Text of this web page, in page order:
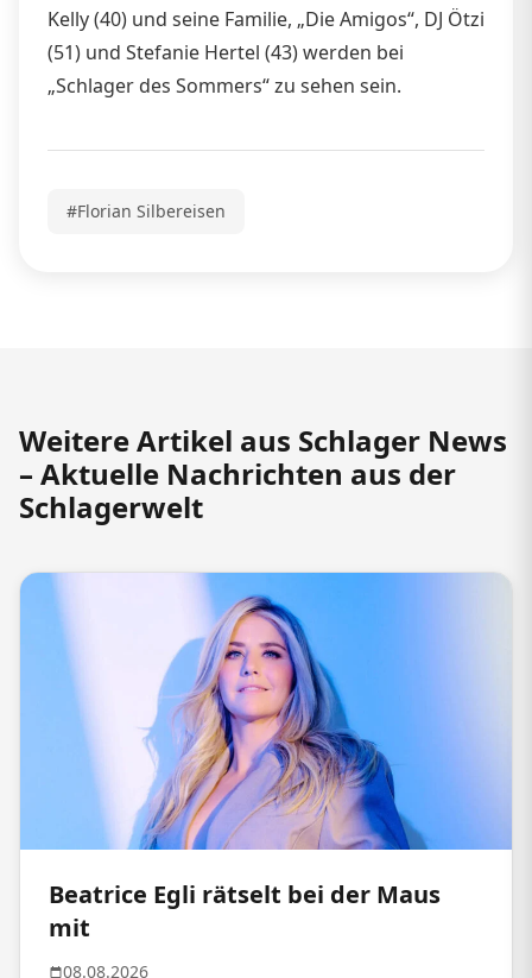
Kelly (40) und seine Familie, „Die Amigos“, DJ Ötzi
(51) und Stefanie Hertel (43) werden bei
„Schlager des Sommers“ zu sehen sein.
#Florian Silbereisen
Weitere Artikel aus Schlager News
– Aktuelle Nachrichten aus der
Schlagerwelt
Beatrice Egli rätselt bei der Maus
mit
08.08.2026